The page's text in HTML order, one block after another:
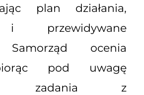
plan działania,
przewidywane
Samorząd ocenia
pod uwagę
zadania z